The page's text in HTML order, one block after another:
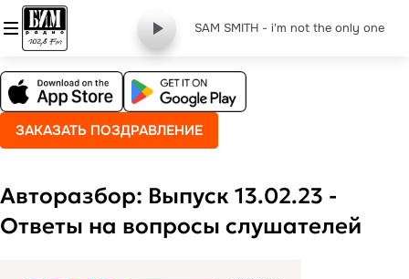
SAM SMITH - i'm not the only one
ЗАКАЗАТЬ ПОЗДРАВЛЕНИЕ
Авторазбор: Выпуск 13.02.23 -
Ответы на вопросы слушателей